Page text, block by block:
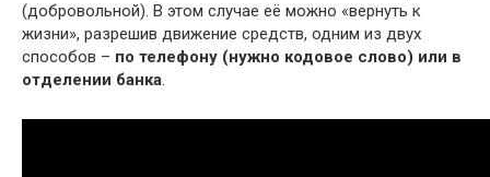
(добровольной). В этом случае её можно «вернуть к
жизни», разрешив движение средств, одним из двух
способов – по телефону (нужно кодовое слово) или в
отделении банка.